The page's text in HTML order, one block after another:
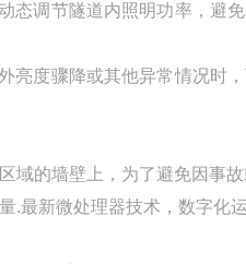
态调节隧道内照明功率，避
亮度骤降或其他异常情况时
域的墙壁上，为了避免因事
.最新微处理器技术，数字化